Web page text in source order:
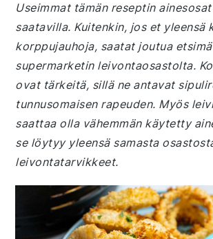
Useimmat tämän reseptin
saatavilla. Kuitenkin, jos et yleensä
korppujauhoja, saatat joutua
supermarketin leivontaosastolta.
ovat tärkeitä, sillä ne antavat
tunnusomaisen rapeuden. Myös
saattaa olla vähemmän käytetty
se löytyy yleensä samasta
leivontatarvikkeet.